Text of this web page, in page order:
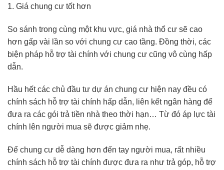
1. Giá chung cư tốt hơn
So sánh trong cùng một khu vực, giá nhà thổ cư sẽ cao
hơn gấp vài lần so với chung cư cao tầng. Đồng thời, các
biện pháp hỗ trợ tài chính với chung cư cũng vô cùng hấp
dẫn.
Hầu hết các chủ đầu tư dự án chung cư hiện nay đều có
chính sách hỗ trợ tài chính hấp dẫn, liên kết ngân hàng để
đưa ra các gói trả tiền nhà theo thời hạn… Từ đó áp lực tài
chính lên người mua sẽ được giảm nhẹ.
Để chung cư dễ dàng hơn đến tay người mua, rất nhiều
chính sách hỗ trợ tài chính được đưa ra như trả góp, hỗ trợ